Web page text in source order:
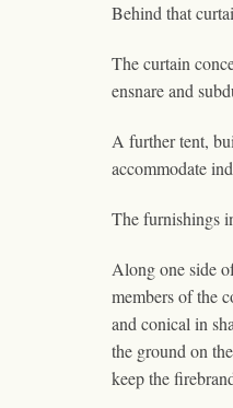
Behind that
The curtain
ensnare and
A further tent,
accommodate
The furnishings
Along one side
members of the
and conical in
the ground on
keep the